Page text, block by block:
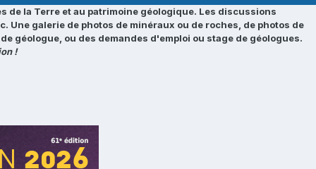
de la Terre et au patrimoine géologique. Les discussions
galerie de photos de minéraux ou de roches, de photos de
géologue, ou des demandes d'emploi ou stage de géologues.
!